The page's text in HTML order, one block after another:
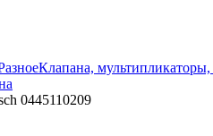
Клапана, мультипликаторы,
0445110209